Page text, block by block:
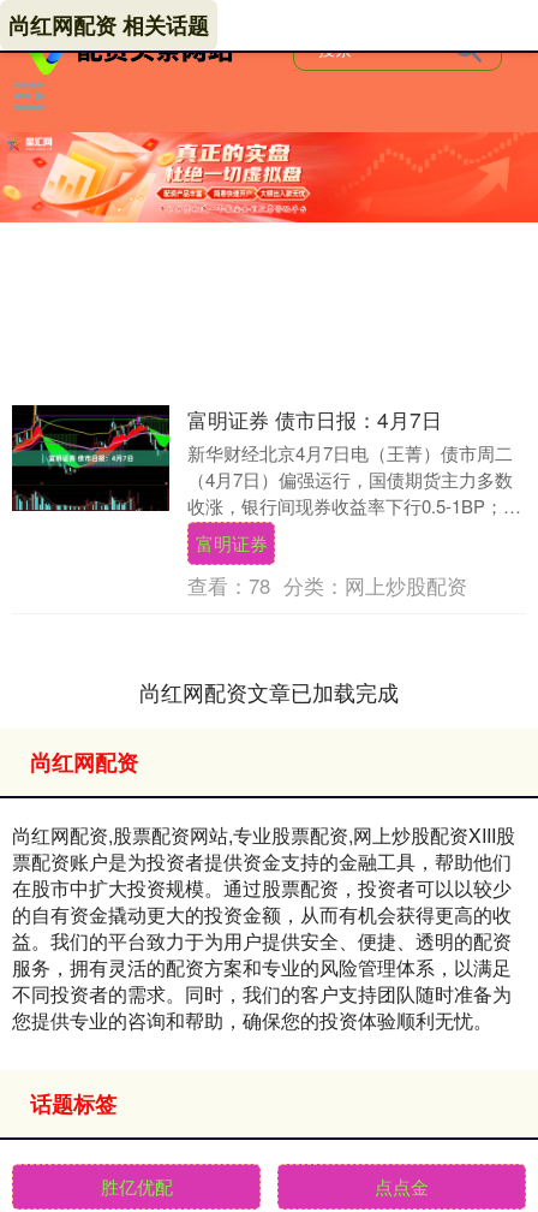
尚红网配资 相关话题
富明证券 债市日报：4月7日
新华财经北京4月7日电（王菁）债市周二
（4月7日）偏强运行，国债期货主力多数
收涨，银行间现券收益率下行0.5-1BP；公
开市场单日净回笼3015亿元，月初短端
资....
富明证券
查看： 78 分类： 网上炒股配资
尚红网配资文章已加载完成
尚红网配资
尚红网配资,股票配资网站,专业股票配资,网上炒股配资XIII‌股
票配资账户是为投资者提供资金支持的金融工具，帮助他们
在股市中扩大投资规模。通过股票配资，投资者可以以较少
的自有资金撬动更大的投资金额，从而有机会获得更高的收
益。我们的平台致力于为用户提供安全、便捷、透明的配资
服务，拥有灵活的配资方案和专业的风险管理体系，以满足
不同投资者的需求。同时，我们的客户支持团队随时准备为
您提供专业的咨询和帮助，确保您的投资体验顺利无忧。
话题标签
胜亿优配 点点金